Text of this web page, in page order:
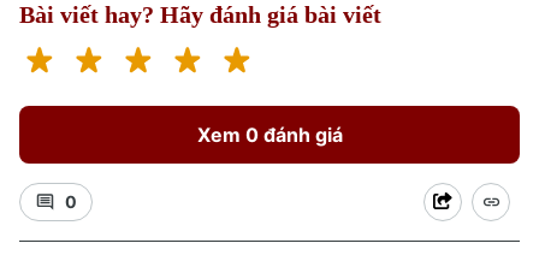
Bài viết hay? Hãy đánh giá bài viết
Xem 0 đánh giá
0